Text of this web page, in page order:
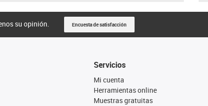
su opinión. Encuesta de satisfacción
Servicios
Mi cuenta
Herramientas online
Muestras gratuitas